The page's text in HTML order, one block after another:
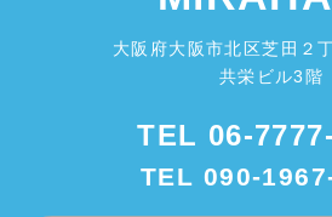
大阪府大阪市北区芝田２
共栄ビル3階
TEL 06-
TEL 090-